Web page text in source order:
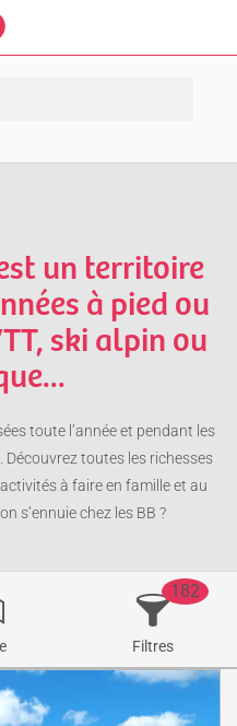
un territoire
à pied ou
ski alpin ou
toute l’année et pendant les
toutes les richesses
à faire en famille et au
s’ennuie chez les BB ?
Filtres
182